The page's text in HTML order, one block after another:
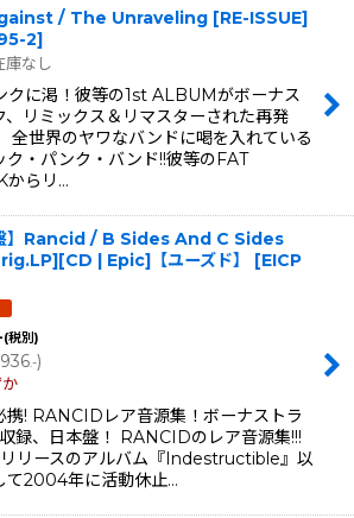
/ The Unraveling [RE-ISSUE]
2]
庫なし
クに渇！彼等の1st ALBUMがボーナス
、リミックス＆リマスターされた再発
世界のヤワなバンドに喝を入れている
ク・パンク・バンド!!彼等のFAT
からリ…
盤】Rancid / B Sides And C Sides
| Epic]【ユーズド】
[EICP
(税別)
.-)
携! RANCIDレア音源集！ボーナストラ
録、日本盤！ RANCIDのレア音源集!!!
リースのアルバム『Indestructible』以
て2004年に活動休止…